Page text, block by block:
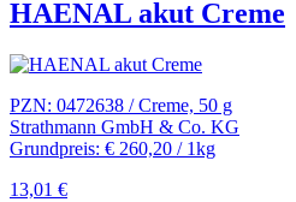
HAENAL akut Creme
PZN: 0472638 / Creme, 50 g
Strathmann GmbH & Co. KG
Grundpreis: € 260,20 / 1kg
13,01 €